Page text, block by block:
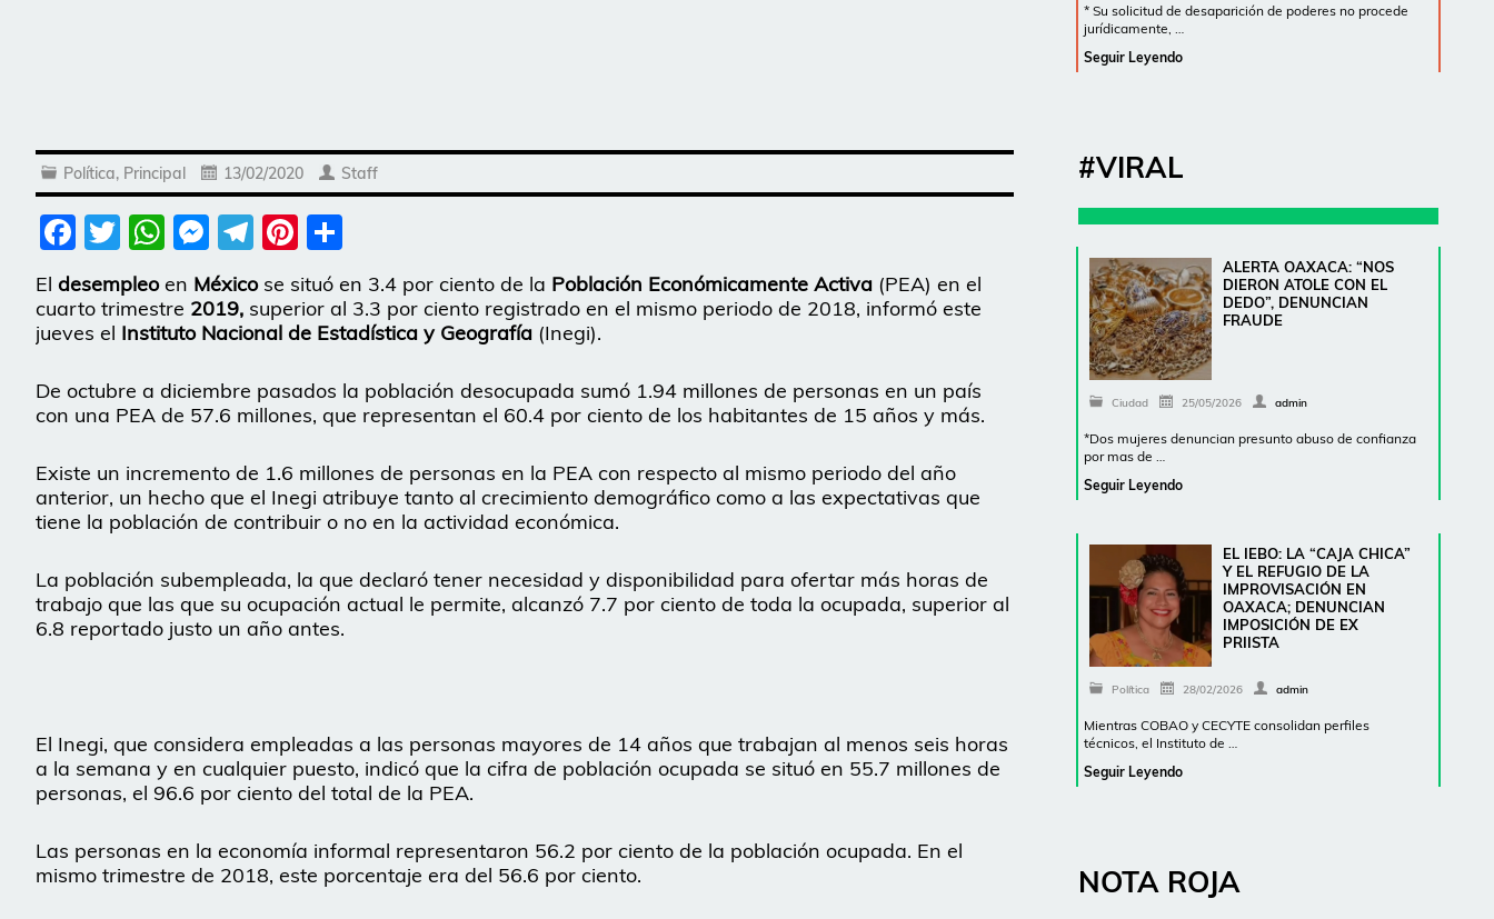
Política, Principal 13/02/2020 Staff
Facebook
Twitter
WhatsApp
Messenger
Telegram
Pinterest
El desempleoen Méxicose situó en 3.4 por ciento de la Población Económicamente Activa (PEA) en el
cuarto trimestre 2019, superior al 3.3 por ciento registrado en el mismo periodo de 2018, informó este
jueves el Instituto Nacional de Estadística y Geografía (Inegi).
De octubre a diciembre pasados la población desocupada sumó 1.94 millones de personas en un país
con una PEA de 57.6 millones, que representan el 60.4 por ciento de los habitantes de 15 años y más.
Existe un incremento de 1.6 millones de personas en la PEA con respecto al mismo periodo del año
anterior, un hecho que el Inegi atribuye tanto al crecimiento demográfico como a las expectativas que
tiene la población de contribuir o no en la actividad económica.
La población subempleada, la que declaró tener necesidad y disponibilidad para ofertar más horas de
trabajo que las que su ocupación actual le permite, alcanzó 7.7 por ciento de toda la ocupada, superior al
6.8 reportado justo un año antes.
El Inegi, que considera empleadas a las personas mayores de 14 años que trabajan al menos seis horas
a la semana y en cualquier puesto, indicó que la cifra de población ocupada se situó en 55.7 millones de
personas, el 96.6 por ciento del total de la PEA.
Las personas en la economía informal representaron 56.2 por ciento de la población ocupada. En el
mismo trimestre de 2018, este porcentaje era del 56.6 por ciento.
* Su solicitud de desaparición de poderes no procede
jurídicamente, …
Seguir Leyendo
#VIRAL
ALERTA OAXACA: “NOS
DIERON ATOLE CON EL
DEDO”, DENUNCIAN
FRAUDE
Ciudad 25/05/2026 admin
*Dos mujeres denuncian presunto abuso de confianza
por mas de …
Seguir Leyendo
EL IEBO: LA “CAJA CHICA”
Y EL REFUGIO DE LA
IMPROVISACIÓN EN
OAXACA; DENUNCIAN
IMPOSICIÓN DE EX
PRIISTA
Política 28/02/2026 admin
Mientras COBAO y CECYTE consolidan perfiles
técnicos, el Instituto de …
Seguir Leyendo
NOTA ROJA